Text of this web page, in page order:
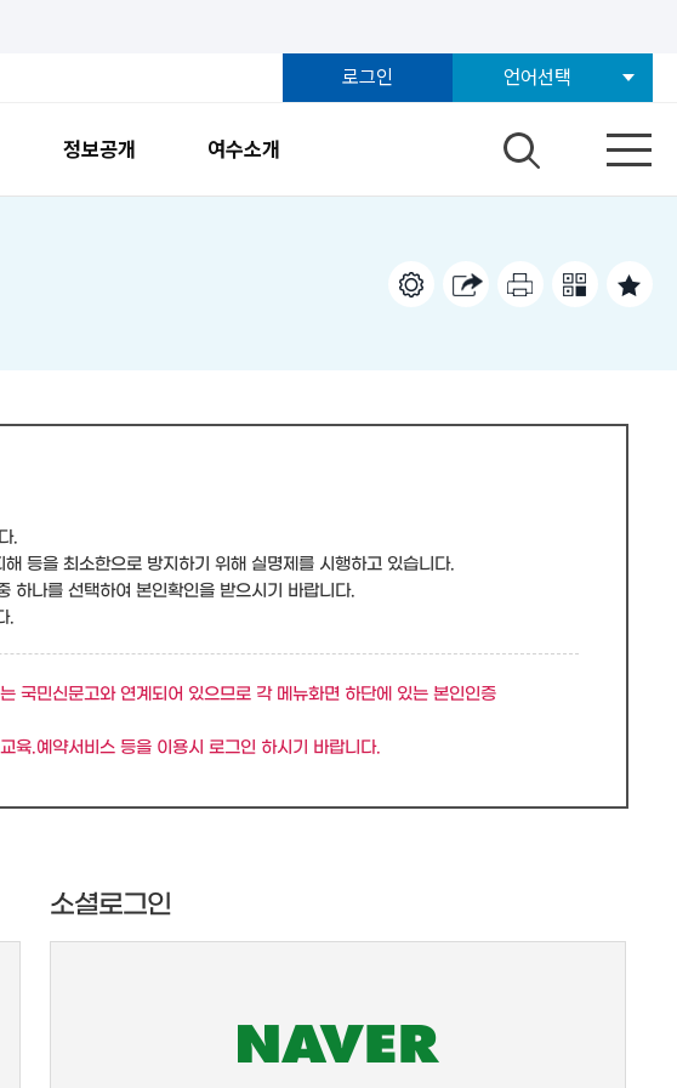
로그인 언어선택
정보공개 여수소개
.
등을 최소한으로 방지하기 위해 실명제를 시행하고 있습니다.
하나를 선택하여 본인확인을 받으시기 바랍니다.
.
국민신문고와 연계되어 있으므로 각 메뉴화면 하단에 있는 본인인증
육.예약서비스 등을 이용시 로그인 하시기 바랍니다.
소셜로그인